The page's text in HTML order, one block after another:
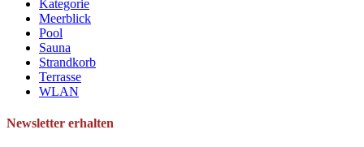
Kategorie
Meerblick
Pool
Sauna
Strandkorb
Terrasse
WLAN
Newsletter erhalten